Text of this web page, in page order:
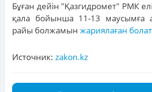
Бұған дейін "Қазгидромет" РМК
қала бойынша 11-13 маусымға
райы болжамын жариялаған
Источник: zakon.kz